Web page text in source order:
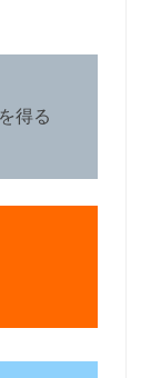
得る